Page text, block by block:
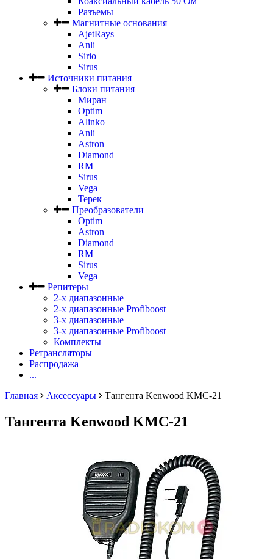
Разъемы
Магнитные основания
AjetRays
Anli
Sirio
Sirus
Источники питания
Блоки питания
Миран
Optim
Alinko
Anli
Astron
Diamond
RM
Sirus
Vega
Терек
Преобразователи
Optim
Astron
Diamond
RM
Sirus
Vega
Репитеры
2-х диапазонные
2-х диапазонные Profiboost
3-х диапазонные
3-х диапазонные Profiboost
Комплекты
Ретрансляторы
Распродажа
...
Главная
Аксессуары Тангента Kenwood KMC-21
Тангента Kenwood KMC-21